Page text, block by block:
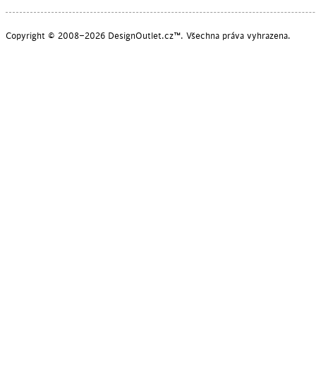
Copyright © 2008–2026 DesignOutlet.cz™. Všechna práva vyhrazena.